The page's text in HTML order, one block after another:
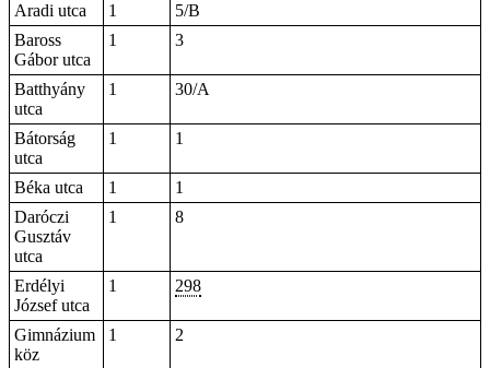
Aradi utca 1
5/B
Baross
Gábor utca
1 3
Batthyány
utca
1 30/A
Bátorság
utca
1 1
Béka utca 1
1
Daróczi
Gusztáv
utca
1 8
Erdélyi
József utca
1 298
Gimnázium
köz
1 2